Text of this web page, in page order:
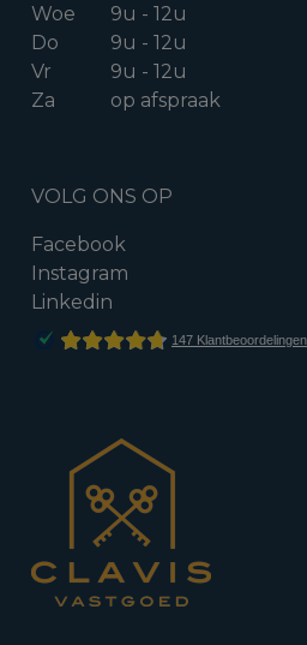
Woe
9u - 12u
Do
9u - 12u
Vr
9u - 12u
Za
op afspraak
VOLG ONS OP
Facebook
Instagram
Linkedin